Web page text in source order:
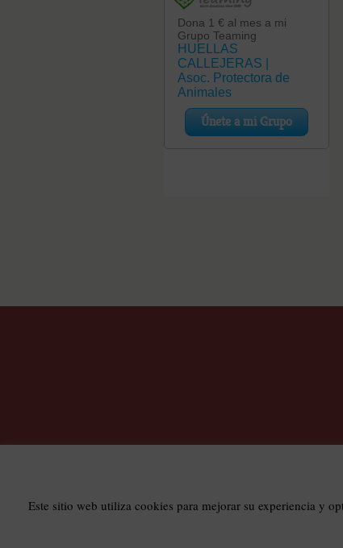
Este sitio web utiliza cookies para mejorar su experiencia y